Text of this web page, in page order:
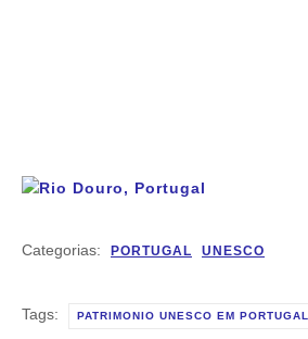
Categorias: PORTUGAL UNESCO
Tags: PATRIMONIO UNESCO EM PORTUGAL